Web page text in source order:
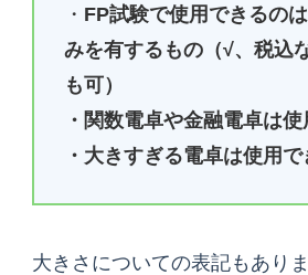
・ FP試験で使用できるの
みを有するもの（√、税込
も可）
・関数電卓や金融電卓は
・大きすぎる電卓は使用
大きさについての表記もあり